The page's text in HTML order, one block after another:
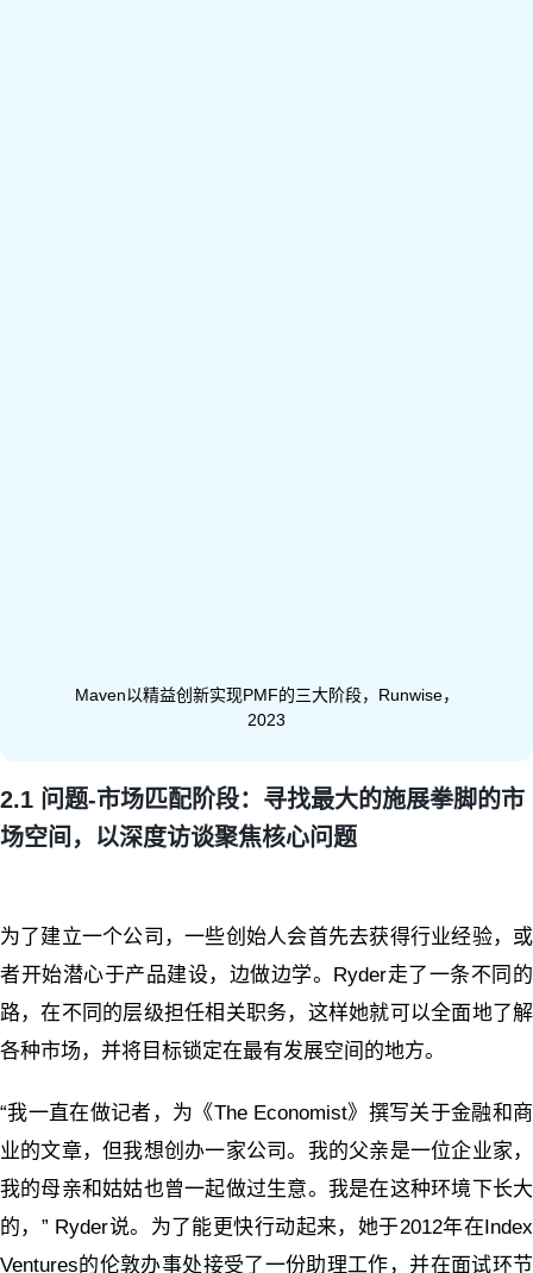
Maven以精益创新实现PMF的三大阶段，Runwise，
2023
2.1 问题-市场匹配阶段：寻找最大的施展拳脚的市
场空间，以深度访谈聚焦核心问题
为了建立一个公司，一些创始人会首先去获得行业经验，或
者开始潜心于产品建设，边做边学。Ryder走了一条不同的
路，在不同的层级担任相关职务，这样她就可以全面地了解
各种市场，并将目标锁定在最有发展空间的地方。
“我一直在做记者，为《The Economist》撰写关于金融和商
业的文章，但我想创办一家公司。我的父亲是一位企业家，
我的母亲和姑姑也曾一起做过生意。我是在这种环境下长大
的，” Ryder说。为了能更快行动起来，她于2012年在Index
Ventures的伦敦办事处接受了一份助理工作，并在面试环节